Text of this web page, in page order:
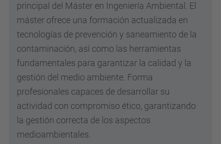
principal del Máster en Ingeniería Ambiental. El
máster ofrece una formación actualizada en
tecnologías de prevención y saneamiento de la
contaminación, así como las herramientas
fundamentales para garantizar la calidad y la
gestión del medio ambiente. Forma
profesionales capaces de desarrollar su
actividad con compromiso ético, garantizando
la gestión correcta de los aspectos
medioambientales.